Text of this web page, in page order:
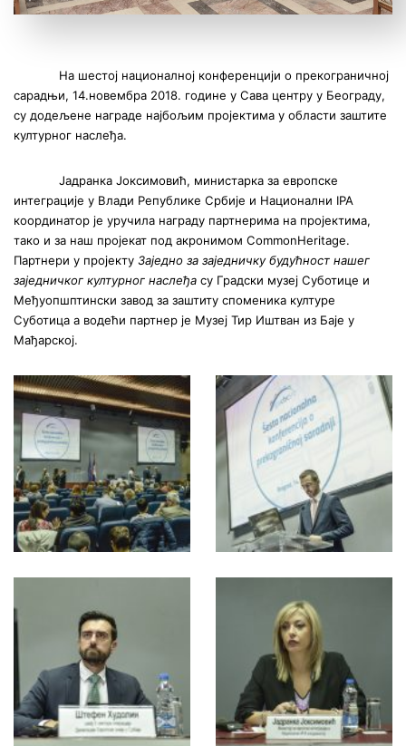
На шестој националној конференцији о прекограничној
сарадњи, 14.новембра 2018. године у Сава центру у Београду,
су додељене награде најбољим пројектима у области заштите
културног наслеђа.
Јадранка Јоксимовић, министарка за европске
интеграције у Влади Републике Србије и Национални IPA
координатор је уручила награду партнерима на пројектима,
тако и за наш пројекат под акронимом CommonHeritage.
Партнери у пројекту Заједно за заједничку будућност нашег
заједничког културног наслеђа су Градски музеј Суботице и
Међуопшптински завод за заштиту споменика културе
Суботица а водећи партнер је Музеј Тир Иштван из Баје у
Мађарској.